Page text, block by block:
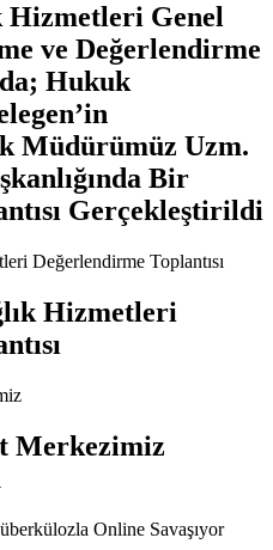
Hizmetleri Genel
ve Değerlendirme
Hukuk
Müdürümüz Uzm.
Bir
Gerçekleştirildi
Hizmetleri
Merkezimiz